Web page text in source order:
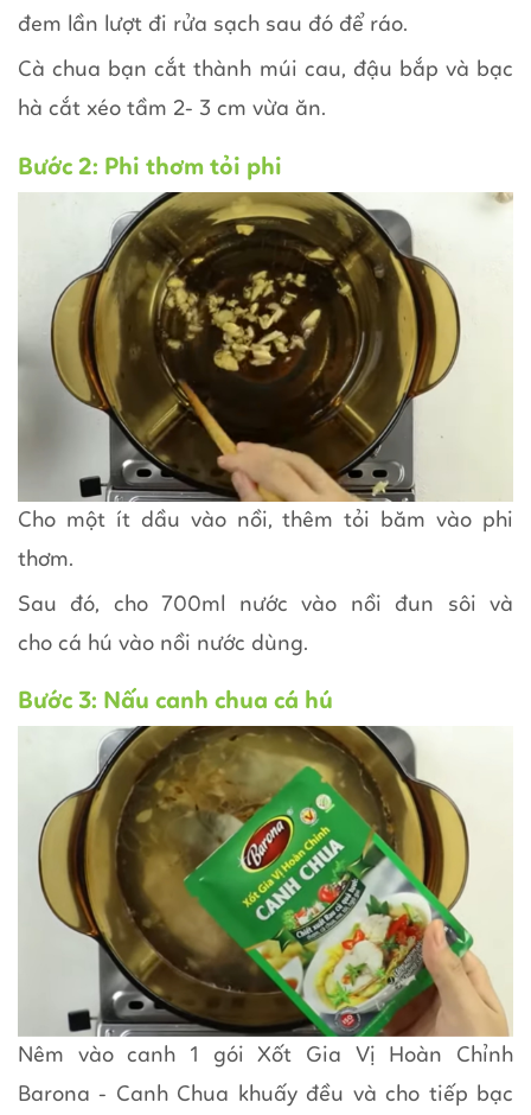
đem lần lượt đi rửa sạch sau đó để ráo.
Cà chua bạn cắt thành múi cau, đậu bắp và bạc
hà cắt xéo tầm 2- 3 cm vừa ăn.
Bước 2: Phi thơm tỏi phi
Cho một ít dầu vào nồi, thêm tỏi băm vào phi
thơm.
Sau đó, cho 700ml nước vào nồi đun sôi và
cho cá hú vào nồi nước dùng.
Bước 3: Nấu canh chua cá hú
Nêm vào canh 1 gói Xốt Gia Vị Hoàn Chỉnh
Barona - Canh Chua khuấy đều và cho tiếp bạc